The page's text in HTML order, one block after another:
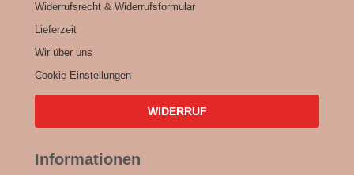
Widerrufsrecht & Widerrufsformular
Lieferzeit
Wir über uns
Cookie Einstellungen
WIDERRUF
Informationen